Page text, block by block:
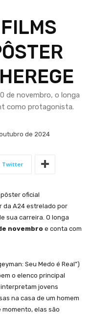
de novembro, o longa
como protagonista.
de 2024
Twitter
oficial
da A24 estrelado por
sua carreira. O longa
novembro e conta com
Seu Medo é Real”)
o elenco principal
interpretam jovens
na casa de um homem
elas são